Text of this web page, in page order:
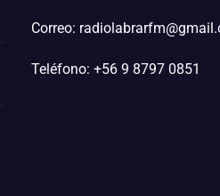
Correo:
Teléfono: +56 9 8797 0851